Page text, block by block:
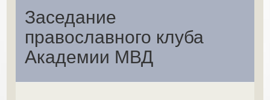
Заседание
православного клуба
Академии МВД
июня
2022
года